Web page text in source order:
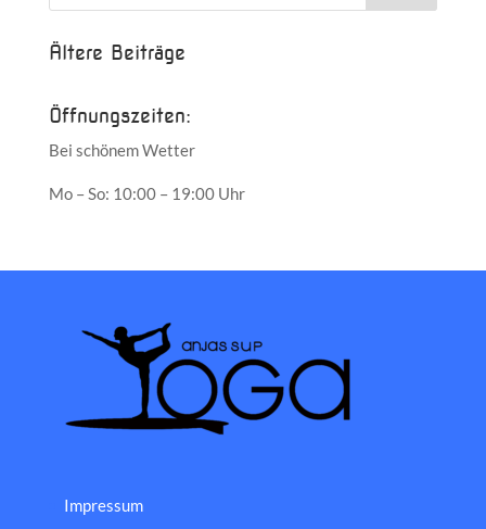
Ältere Beiträge
Öffnungszeiten:
Bei schönem Wetter
Mo – So: 10:00 – 19:00 Uhr
Impressum